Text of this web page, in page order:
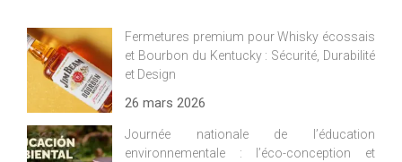
Fermetures premium pour Whisky écossais
et Bourbon du Kentucky : Sécurité, Durabilité
et Design
26 mars 2026
Journée nationale de l’éducation
environnementale : l’éco-conception et